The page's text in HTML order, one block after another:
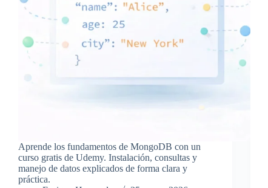
Aprende los fundamentos de MongoDB con un
curso gratis de Udemy. Instalación, consultas y
manejo de datos explicados de forma clara y
práctica.